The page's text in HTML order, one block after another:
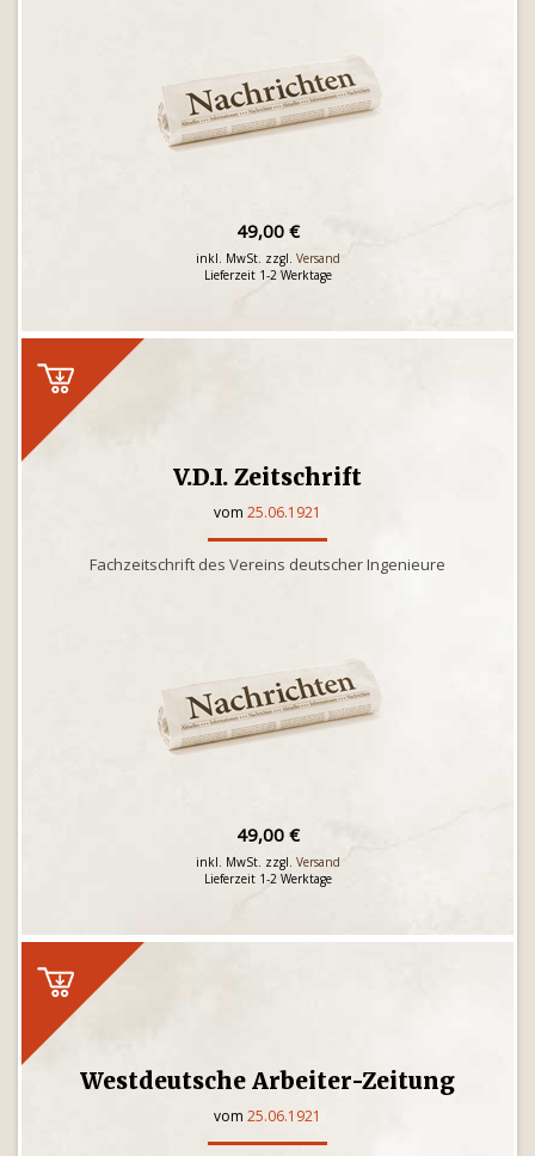
49,00 €
inkl. MwSt. zzgl. Versand
Lieferzeit 1-2 Werktage
V.D.I. Zeitschrift
vom 25.06.1921
Fachzeitschrift des Vereins deutscher Ingenieure
49,00 €
inkl. MwSt. zzgl. Versand
Lieferzeit 1-2 Werktage
Westdeutsche Arbeiter-Zeitung
vom 25.06.1921